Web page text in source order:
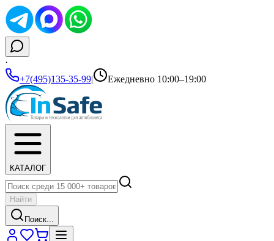
·
+7(495)135-35-99| Ежедневно 10:00–19:00
КАТАЛОГ
Найти
Поиск...